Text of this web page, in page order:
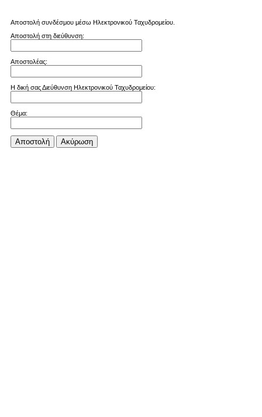
Αποστολή συνδέσμου μέσω Ηλεκτρονικού Ταχυδρομείου.
Αποστολή στη διεύθυνση:
Αποστολέας:
Η δική σας Διεύθυνση Ηλεκτρονικού Ταχυδρομείου:
Θέμα:
Αποστολή Aκύρωση